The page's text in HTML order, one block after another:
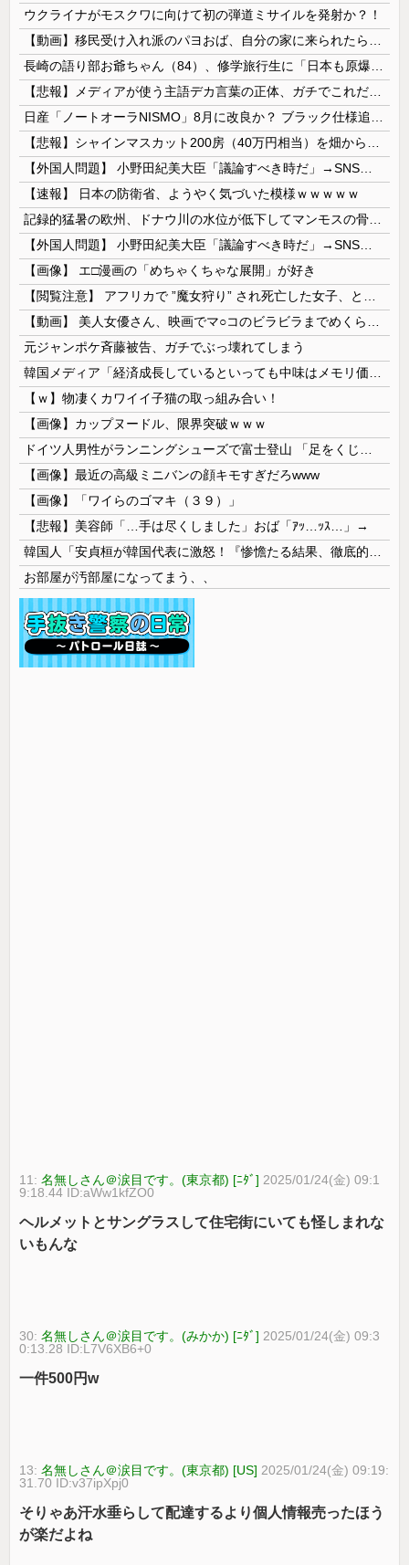
ウクライナがモスクワに向けて初の弾道ミサイルを発射か？！
【速報】 日本の防衛省、ようやく気づいた模様ｗｗｗｗｗ
【画像】 エ□漫画の「めちゃくちゃな展開」が好き
元ジャンポケ斉藤被告、ガチでぶっ壊れてしまう
【ｗ】物凄くカワイイ子猫の取っ組み合い！
【画像】カップヌードル、限界突破ｗｗｗ
【画像】最近の高級ミニバンの顔キモすぎだろwww
【画像】「ワイらのゴマキ（３９）」
【悲報】美容師「…手は尽くしました」おば「ｱｯ…ｯｽ…」→
お部屋が汚部屋になってまう、、
11:名無しさん＠涙目です。(東京都) [ﾆﾀﾞ] 2025/01/24(金) 09:1
9:18.44 ID:aWw1kfZO0
ヘルメットとサングラスして住宅街にいても怪しまれな
いもんな
30:名無しさん＠涙目です。(みかか) [ﾆﾀﾞ] 2025/01/24(金) 09:3
0:13.28 ID:L7V6XB6+0
一件500円w
13:名無しさん＠涙目です。(東京都) [US] 2025/01/24(金) 09:19:
31.70 ID:v37ipXpj0
そりゃあ汗水垂らして配達するより個人情報売ったほう
が楽だよね